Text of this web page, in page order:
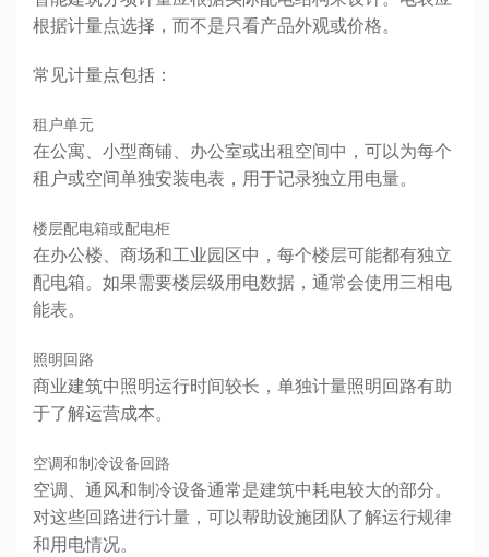
根据计量点选择，而不是只看产品外观或价格。
常见计量点包括：
租户单元
在公寓、小型商铺、办公室或出租空间中，可以为每个
租户或空间单独安装电表，用于记录独立用电量。
楼层配电箱或配电柜
在办公楼、商场和工业园区中，每个楼层可能都有独立
配电箱。如果需要楼层级用电数据，通常会使用三相电
能表。
照明回路
商业建筑中照明运行时间较长，单独计量照明回路有助
于了解运营成本。
空调和制冷设备回路
空调、通风和制冷设备通常是建筑中耗电较大的部分。
对这些回路进行计量，可以帮助设施团队了解运行规律
和用电情况。